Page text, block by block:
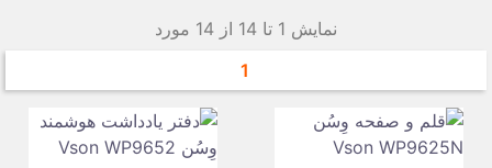
نمایش 1 تا 14 از 14 مورد
1